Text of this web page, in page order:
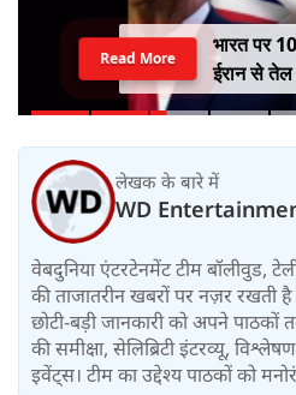
भारत पर
ईरान से तेल
सीनेट में
Read More
लेखक के बारे में
WD
वेबदुनिया एंटरटेनमेंट टीम बॉलीवुड,
की ताजातरीन खबरों पर नज़र रखती
छोटी-बड़ी जानकारी को अपने पाठकों
की समीक्षा, सेलिब्रिटी इंटरव्यू,
इवेंट्स। टीम का उद्देश्य पाठकों को